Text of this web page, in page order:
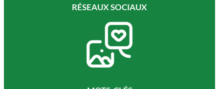
RÉSEAUX SOCIAUX